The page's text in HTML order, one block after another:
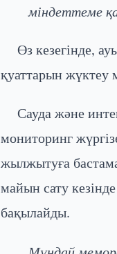
міндеттеме
Өз кезегінде,
қуаттарын жүктеу
Сауда және
мониторинг
жылжытуға
майын сату
бақылайды.